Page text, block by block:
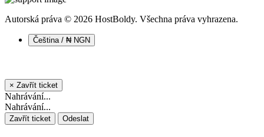
Autorská práva © 2026 HostBoldy. Všechna práva vyhrazena.
Čeština / ₦ NGN
× Zavřít ticket
Nahrávání...
Nahrávání...
Zavřít ticket Odeslat